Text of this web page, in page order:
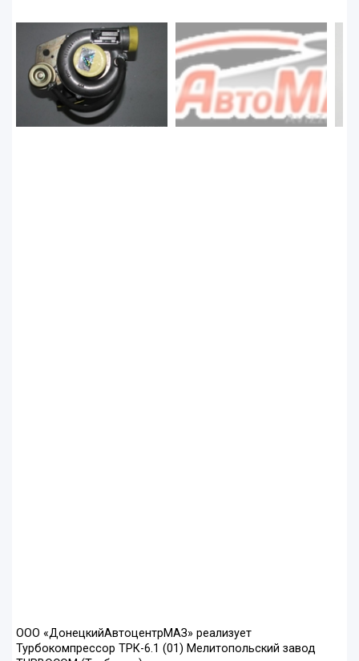
ООО «ДонецкийАвтоцентрМАЗ» реализует
Турбокомпрессор ТРК-6.1 (01) Мелитопольский завод